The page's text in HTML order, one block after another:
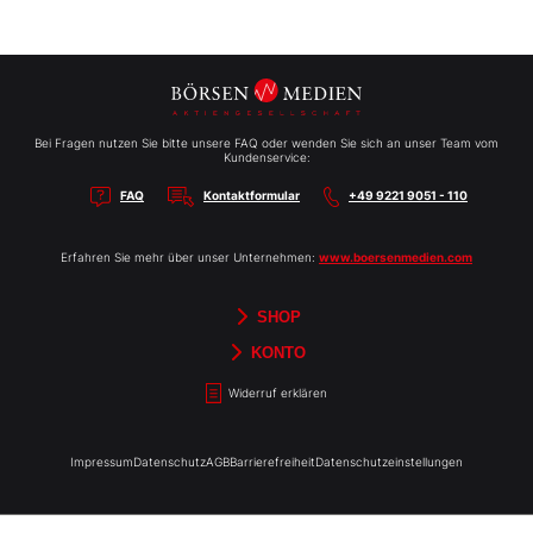
Bei Fragen nutzen Sie bitte unsere FAQ oder wenden Sie sich an unser Team vom
Kundenservice:
FAQ Kontaktformular +49 9221 9051 - 110
Erfahren Sie mehr über unser Unternehmen: www.boersenmedien.com
SHOP
Börsenbriefe
Aktien-Reports
HEBELTRADER
TradingDay
Newsletter
Merchandise
Gutscheine
KONTO
Widerruf erklären
ImpressumDatenschutzAGBBarrierefreiheitDatenschutzeinstellungen